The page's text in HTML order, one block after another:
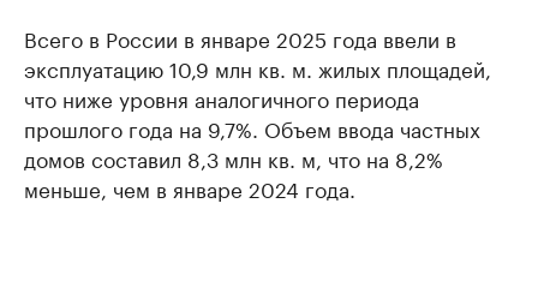
Всего в России в январе 2025 года ввели в
эксплуатацию 10,9 млн кв. м. жилых площадей,
что ниже уровня аналогичного периода
прошлого года на 9,7%. Объем ввода частных
домов составил 8,3 млн кв. м, что на 8,2%
меньше, чем в январе 2024 года.